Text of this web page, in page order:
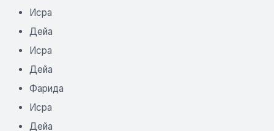
Исра
Дейа
Исра
Дейа
Фарида
Исра
Дейа